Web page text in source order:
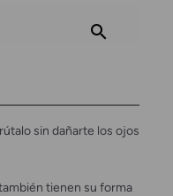
sin dañarte los ojos
tienen su forma